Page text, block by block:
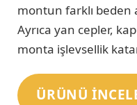
montun farklı beden
Ayrıca yan cepler,
monta işlevsellik
ÜRÜNÜ